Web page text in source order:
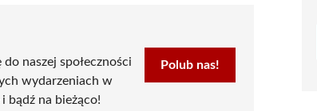
naszej społeczności
wydarzeniach w
bądź na bieżąco!
Polub nas!